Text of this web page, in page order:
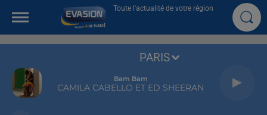
Toute l'actualité de votre région
Bam Bam
CAMILA CABELLO ET ED SHEERAN
PARIS